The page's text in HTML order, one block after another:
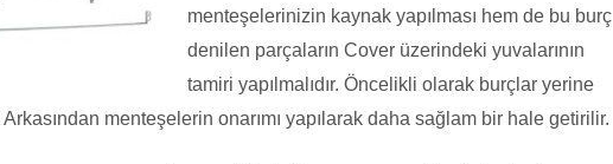
menteşelerinizin kaynak yapılması hem de bu burç
denilen parçaların Cover üzerindeki yuvalarının
tamiri yapılmalıdır. Öncelikli olarak burçlar yerine
Arkasından menteşelerin onarımı yapılarak daha sağlam bir hale getirilir.